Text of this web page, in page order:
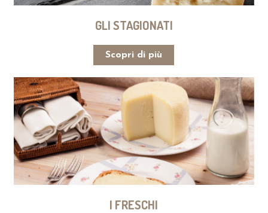
GLI STAGIONATI
Scopri di più
I FRESCHI